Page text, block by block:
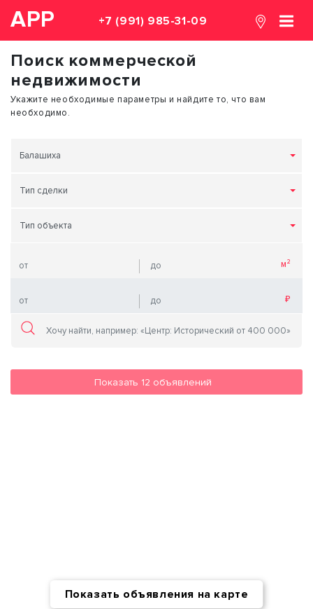
АРР +7 (991) 985-31-09
Поиск коммерческой
недвижимости
Укажите необходимые параметры и найдите то, что вам
необходимо.
Балашиха
Тип сделки
Тип объекта
Показать 12 объявлений
Показать объявления на карте